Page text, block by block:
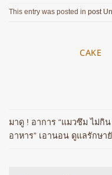
This entry was posted in post
CAKE
มาดู ! อาการ “แมวซึม ไม่กิน
อาหาร” เอานอน ดูแลรักษายั